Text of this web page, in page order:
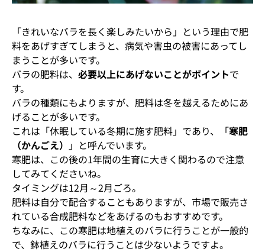
「きれいなバラを長く楽しみたいから」という理由で肥
料をあげすぎてしまうと、病気や害虫の被害にあってし
まうことが多いです。
バラの肥料は、 必要以上にあげないことがポイントで
す。
バラの種類にもよりますが、肥料は冬を越えるためにあ
げることが多いです。
これは「休眠している冬期に施す肥料」であり、「寒肥
（かんごえ） 」と呼んでいます。
寒肥は、この後の1年間の生育に大きく関わるので注意
してみてくださいね。
タイミングは12月～2月ごろ。
肥料は自分で配合することもありますが、市場で販売さ
れている合成肥料などをあげるのもおすすめです。
ちなみに、この寒肥は地植えのバラに行うことが一般的
で、鉢植えのバラに行うことは少ないようですよ。